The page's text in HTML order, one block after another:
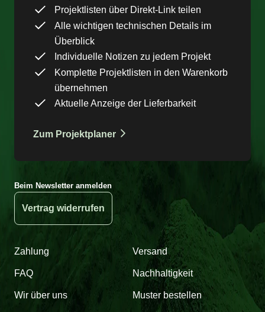
Projektlisten über Direkt-Link teilen
Alle wichtigen technischen Details im
Überblick
Individuelle Notizen zu jedem Projekt
Komplette Projektlisten in den Warenkorb
übernehmen
Aktuelle Anzeige der Lieferbarkeit
Zum Projektplaner
Beim Newsletter anmelden
Vertrag widerrufen
Zahlung Versand
FAQ Nachhaltigkeit
Wir über uns Muster bestellen